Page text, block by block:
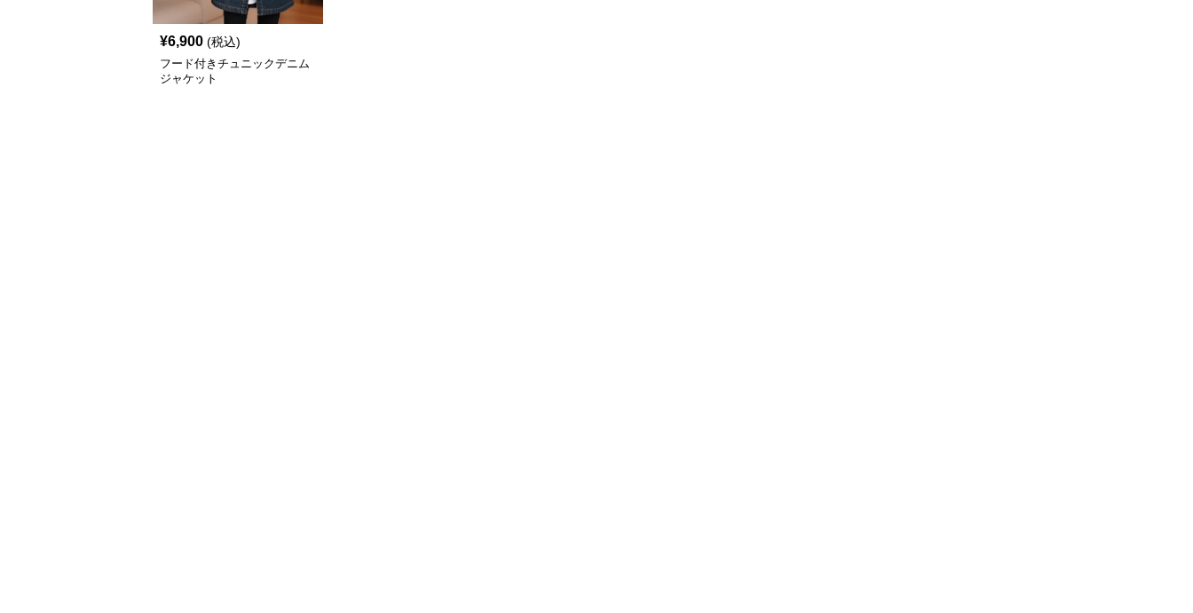
¥6,900 (税込)
フード付きチュニックデニム
ジャケット